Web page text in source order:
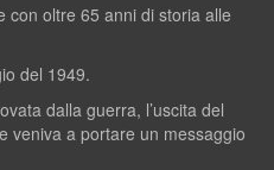
con oltre 65 anni di storia alle
del 1949.
dalla guerra, l’uscita del
veniva a portare un messaggio